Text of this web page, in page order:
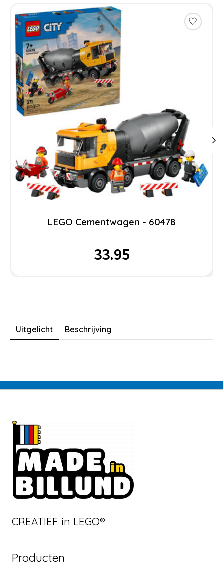
Items van productcarrousel
LEGO Cementwagen - 60478
33.95
Uitgelicht Beschrijving
CREATIEF in LEGO®
Producten